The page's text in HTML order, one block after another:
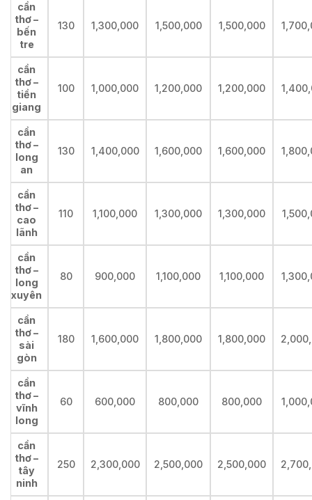
cần
thơ –
bến
tre
130 1,300,000 1,500,000 1,500,000
cần
thơ –
tiền
giang
100 1,000,000 1,200,000 1,200,000
cần
thơ –
long
an
130 1,400,000 1,600,000 1,600,000
cần
thơ –
cao
lãnh
110 1,100,000 1,300,000 1,300,000
cần
thơ –
long
xuyên
80 900,000 1,100,000 1,100,000
cần
thơ –
sài
gòn
180 1,600,000 1,800,000 1,800,000
cần
thơ –
vĩnh
long
60 600,000 800,000 800,000
cần
thơ –
tây
ninh
250 2,300,000 2,500,000 2,500,000